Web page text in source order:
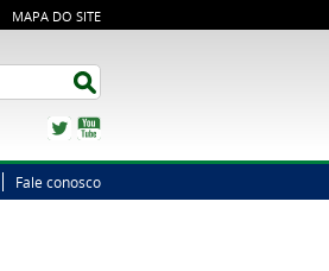
MAPA DO SITE
Twitter
Fale conosco